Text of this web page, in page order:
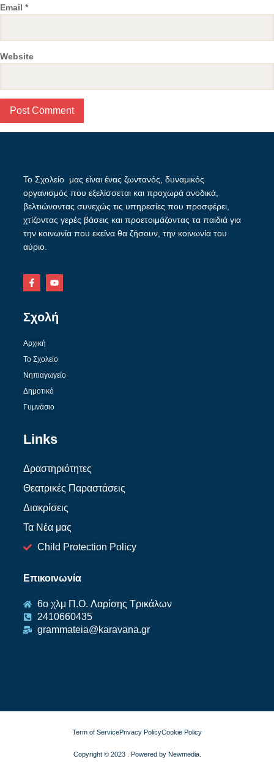
Email *
Website
Το Σχολείο μας είναι ένας ζωντανός, δυναμικός
οργανισμός που εξελίσσεται και προχωρά ανοδικά,
βελτιώνοντας συνεχώς τις υπηρεσίες που προσφέρει,
χτίζοντας γερές βάσεις και προετοιμάζοντας τα παιδιά για
την κοινωνία που εκείνα θα ζήσουν, την κοινωνία του
αύριο.
Σχολή
Αρχική
Το Σχολείο
Νηπιαγωγείο
Δημοτικό
Γυμνάσιο
Links
Δραστηριότητες
Θεατρικές Παραστάσεις
Διακρίσεις
Τα Νέα μας
Child Protection Policy
Επικοινωνία
6ο χλμ Π.O. Λαρίσης Τρικάλων
2410660435
grammateia@karavana.gr
Term of ServicePrivacy PolicyCookie Policy
Copyright © 2023 . Powered by Newmedia.